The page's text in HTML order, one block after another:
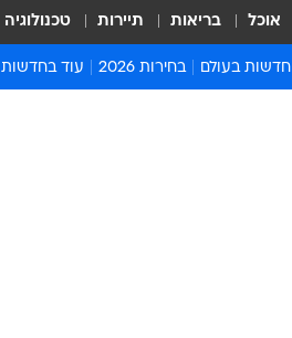
אוכל בריאות תיירות טכנולוגיה
חדשות בעולם בחירות 2026 עוד בחדשות